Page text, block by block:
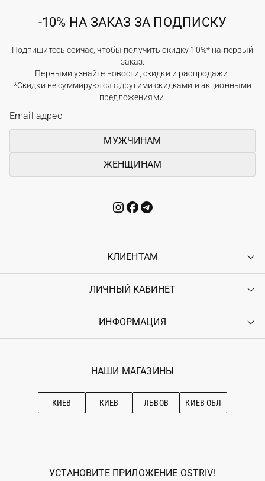
-10% НА ЗАКАЗ ЗА ПОДПИСКУ
Подпишитесь сейчас, чтобы получить скидку 10%* на первый
заказ.
Первыми узнайте новости, скидки и распродажи.
*Скидки не суммируются с другими скидками и акционными
предложениями.
МУЖЧИНАМ
ЖЕНЩИНАМ
КЛИЕНТАМ
Контакты
Возврат
Гарантия
ЛИЧНЫЙ КАБИНЕТ
Войти
Ostriv Club+
ИНФОРМАЦИЯ
Наши магазини
Рекомендации по уходу
НАШИ МАГАЗИНЫ
КИЕВ КИЕВ ЛЬВОВ КИЕВ ОБЛ
УСТАНОВИТЕ ПРИЛОЖЕНИЕ OSTRIV!